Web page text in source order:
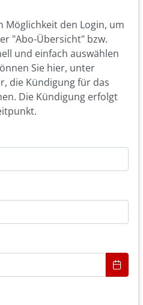
Möglichkeit den Login, um
"Abo-Übersicht" bzw.
und einfach auswählen
Sie hier, unter
die Kündigung für das
Die Kündigung erfolgt